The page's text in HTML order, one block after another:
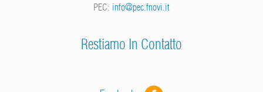
PEC: info@pec.fnovi.it
Restiamo In Contatto